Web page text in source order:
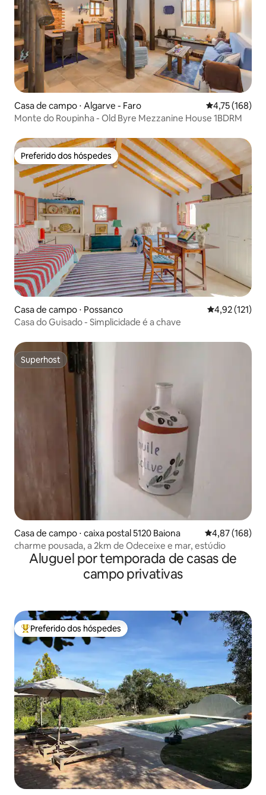
Casa de campo ⋅ Algarve - Faro 4,75 de uma
4,75 (168)
Monte do Roupinha - Old Byre Mezzanine House 1BDRM
Preferido dos hóspedes
Preferido dos hóspedes
Casa de campo ⋅ Possanco 4,92 de uma
4,92 (121)
Casa do Guisado - Simplicidade é a chave
Superhost
Superhost
Casa de campo ⋅ caixa postal 5120 Baiona 4,87 de uma
4,87 (168)
charme pousada, a 2km de Odeceixe e mar, estúdio
Aluguel por temporada de casas de
campo privativas
Entre os melhores preferidos dos hóspedes
Preferido dos hóspedes